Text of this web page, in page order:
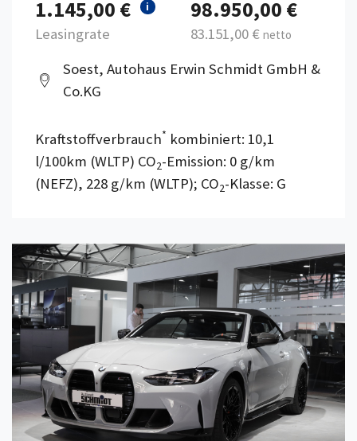
1.145,00 € i
Leasingrate
98.950,00 €
83.151,00 € netto
Soest, Autohaus Erwin Schmidt GmbH &
Co.KG
Kraftstoffverbrauch* kombiniert: 10,1
l/100km (WLTP) CO2-Emission: 0 g/km
(NEFZ), 228 g/km (WLTP); CO2-Klasse: G
Details anzeigen